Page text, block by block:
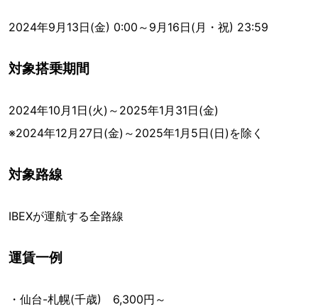
2024年9月13日(金) 0:00～9月16日(月・祝) 23:59
対象搭乗期間
2024年10月1日(火)～2025年1月31日(金)
※2024年12月27日(金)～2025年1月5日(日)を除く
対象路線
IBEXが運航する全路線
運賃一例
・仙台-札幌(千歳) 6,300円～